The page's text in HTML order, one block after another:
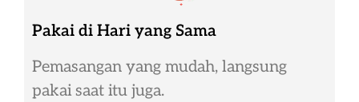
Pakai di Hari yang Sama
Pemasangan yang mudah, langsung
pakai saat itu juga.